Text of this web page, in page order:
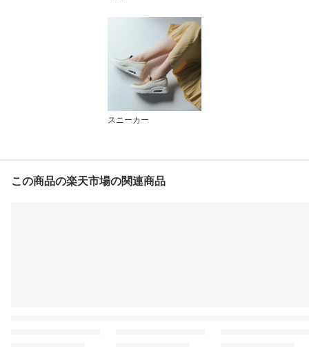
スニーカー
この商品の楽天市場の関連商品